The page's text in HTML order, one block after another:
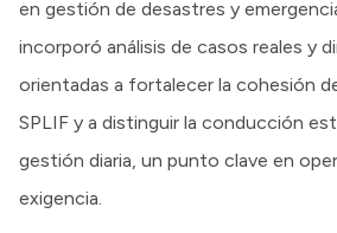
en gestión de desastres y
incorporó análisis de casos reales y
orientadas a fortalecer la cohesión
SPLIF y a distinguir la conducción
gestión diaria, un punto clave en
exigencia.